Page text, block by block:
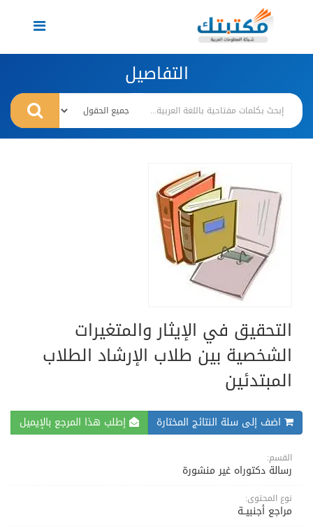
Toggle
navigation
التفاصيل
التحقيق في الإيثار والمتغيرات
الشخصية بين طلاب الإرشاد الطلاب
المبتدئين
اضف إلى سلة النتائج المختارة إطلب هذا المرجع بالإيميل
القسم:
رسالة دكتوراه غير منشورة
نوع المحتوى:
مراجع أجنبيــة